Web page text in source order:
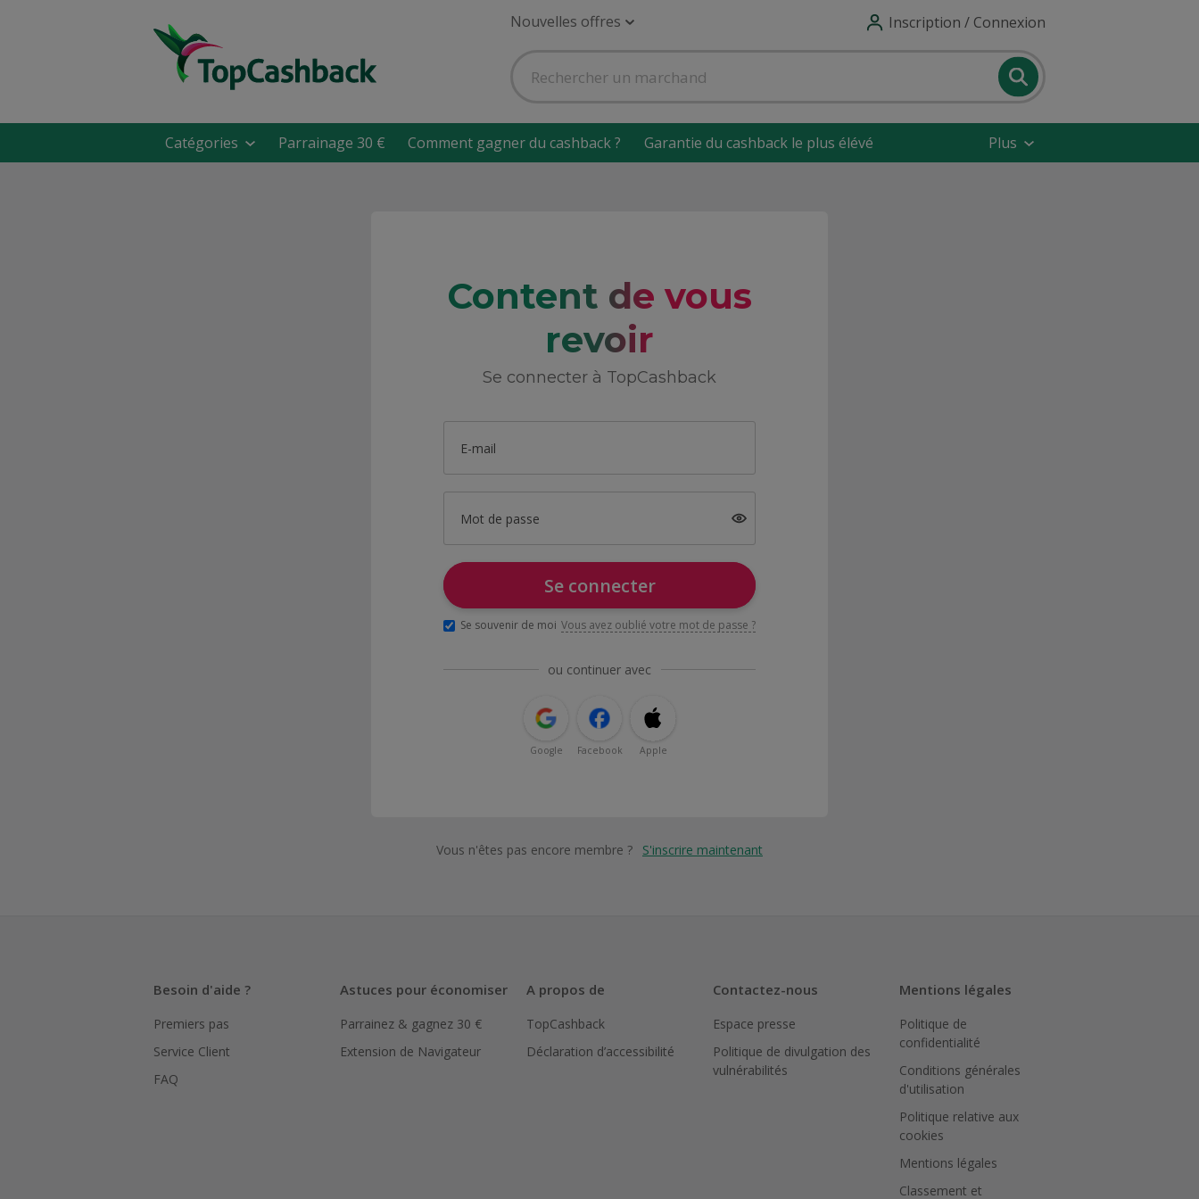
Nouvelles offres Inscription / Connexion
Catégories Parrainage 30 € Comment gagner du cashback ? Garantie du cashback le plus élévé Plus
Content de vous
revoir
Se connecter à TopCashback
E-mail
Mot de passe
Se connecter
Se souvenir de moi Vous avez oublié votre mot de passe ?
ou continuer avec
Google Facebook Apple
Vous n'êtes pas encore membre ? S'inscrire maintenant
Besoin d'aide ?
Premiers pas
Service Client
FAQ
Astuces pour économiser
Parrainez & gagnez 30 €
Extension de Navigateur
A propos de
TopCashback
Déclaration d’accessibilité
Contactez-nous
Espace presse
Politique de divulgation des
vulnérabilités
Mentions légales
Politique de
confidentialité
Conditions générales
d'utilisation
Politique relative aux
cookies
Mentions légales
Classement et